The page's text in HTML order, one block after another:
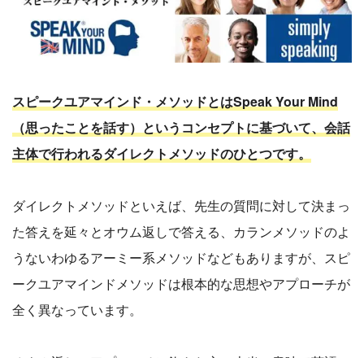
スピークユアマインド・メソッドとはSpeak Your Mind
（思ったことを話す）というコンセプトに基づいて、会話
主体で行われるダイレクトメソッドのひとつです。
ダイレクトメソッドといえば、先生の質問に対して決まっ
た答えを延々とオウム返しで答える、カランメソッドのよ
うないわゆるアーミー系メソッドなどもありますが、スピ
ークユアマインドメソッドは根本的な思想やアプローチが
全く異なっています。